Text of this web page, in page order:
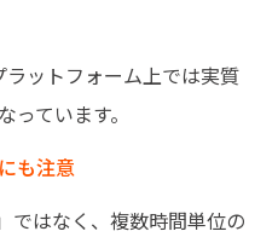
ラットフォーム上では実質
ています。
も注意
はなく、複数時間単位の